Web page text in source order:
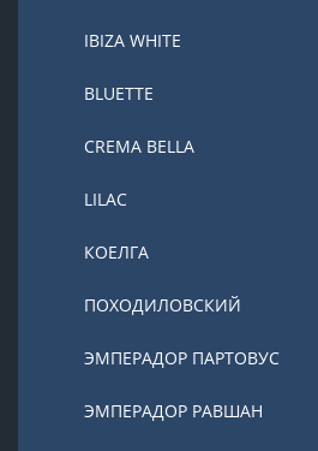
IBIZA WHITE
BLUETTE
CREMA BELLA
LILAC
КОЕЛГА
ПОХОДИЛОВСКИЙ
ЭМПЕРАДОР ПАРТОВУС
ЭМПЕРАДОР РАВШАН